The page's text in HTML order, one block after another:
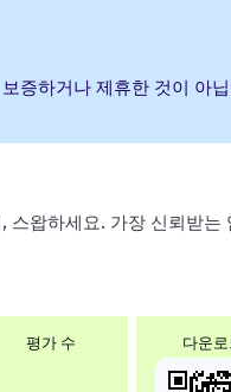
증하거나 제휴한 것이 아
왑하세요. 가장 신뢰받는
평가 수 다운로